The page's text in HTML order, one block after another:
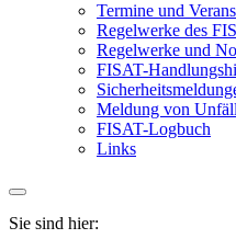
Termine und
Regelwerke des
Regelwerke und
FISAT-
Meldung von
FISAT-Logbuch
Links
Sie sind hier: